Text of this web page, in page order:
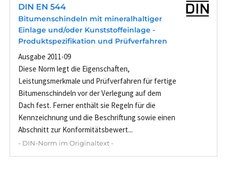
DIN EN 544
Bitumenschindeln mit mineralhaltiger
Einlage und/oder Kunststoffeinlage -
Produktspezifikation und Prüfverfahren
Ausgabe 2011-09
Diese Norm legt die Eigenschaften,
Leistungsmerkmale und Prüfverfahren für fertige
Bitumenschindeln vor der Verlegung auf dem
Dach fest. Ferner enthält sie Regeln für die
Kennzeichnung und die Beschriftung sowie einen
Abschnitt zur Konformitätsbewert...
- DIN-Norm im Originaltext -